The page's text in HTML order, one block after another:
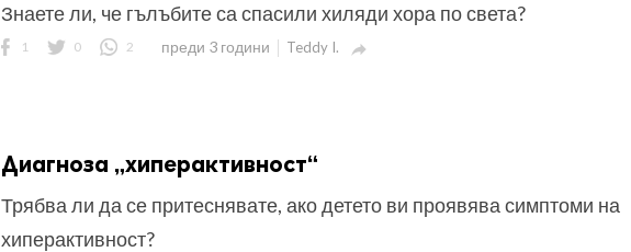
Знаете ли, че гълъбите са спасили хиляди хора по света?
1 0 2 преди 3 години Teddy I. 
Диагноза „хиперактивност“
Трябва ли да се притеснявате, ако детето ви проявява симптоми на
хиперактивност?